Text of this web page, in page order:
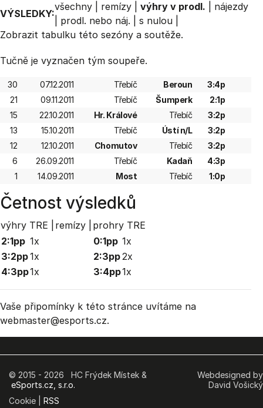
VÝSLEDKY:
všechny remízy výhry v prodl.
nájezdy
prodl. nebo náj. s nulou
Zobrazit tabulku této sezóny a soutěže.
Tučně je vyznačen tým soupeře.
30 07.12.2011 Třebíč Beroun
3:4p
21
09.11.2011 Třebíč Šumperk
2:1p
15
22.10.2011 Hr. Králové Třebíč
3:2p
13
15.10.2011 Třebíč Ústí n/L
3:2p
12
12.10.2011 Chomutov Třebíč
3:2p
6
26.09.2011 Třebíč Kadaň
4:3p
1
14.09.2011 Most Třebíč 1:0p
Četnost výsledků
výhry TRE | remízy |
prohry TRE
2:1pp 1x
3:2pp1x
4:3pp1x
0:1pp 1x
2:3pp2x
3:4pp1x
Vaše připomínky k této stránce uvítáme na
webmaster@esports.cz.
© 2015 - 2026 HC Frýdek Místek &
eSports.cz, s.r.o.
Cookie | RSS
Webdesigned by
David Vošický